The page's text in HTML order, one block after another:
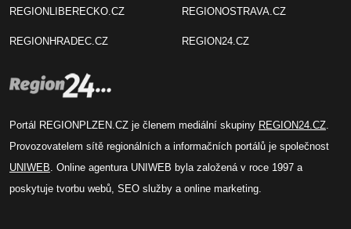
REGIONLIBERECKO.CZ
REGIONHRADEC.CZ
REGIONOSTRAVA.CZ
REGION24.CZ
Portál REGIONPLZEN.CZ je členem mediální skupiny REGION24.CZ.
Provozovatelem sítě regionálních a informačních portálů je společnost
UNIWEB. Online agentura UNIWEB byla založená v roce 1997 a
poskytuje tvorbu webů, SEO služby a online marketing.